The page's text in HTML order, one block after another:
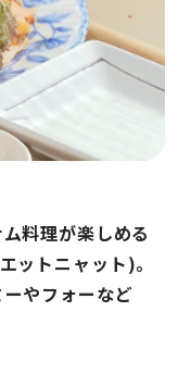
料理が楽しめる
ットニャット)。
やフォーなど